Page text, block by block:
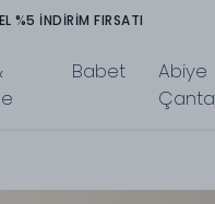
FİYATINA 3 TAKSİT İMKANI
Babet
Abiye
Çanta